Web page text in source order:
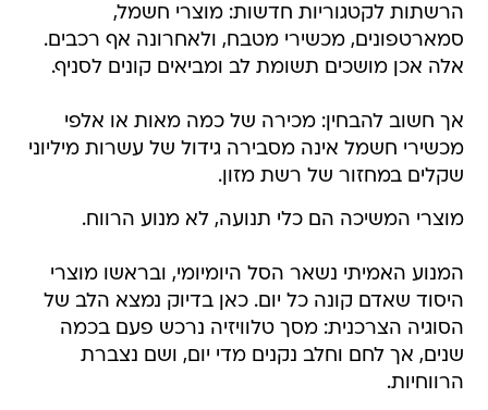
הרשתות לקטגוריות חדשות: מוצרי חשמל,
סמארטפונים, מכשירי מטבח, ולאחרונה אף רכבים.
אלה אכן מושכים תשומת לב ומביאים קונים לסניף.
אך חשוב להבחין: מכירה של כמה מאות או אלפי
מכשירי חשמל אינה מסבירה גידול של עשרות מיליוני
שקלים במחזור של רשת מזון.
מוצרי המשיכה הם כלי תנועה, לא מנוע הרווח.
המנוע האמיתי נשאר הסל היומיומי, ובראשו מוצרי
היסוד שאדם קונה כל יום. כאן בדיוק נמצא הלב של
הסוגיה הצרכנית: מסך טלוויזיה נרכש פעם בכמה
שנים, אך לחם וחלב נקנים מדי יום, ושם נצברת
הרווחיות.